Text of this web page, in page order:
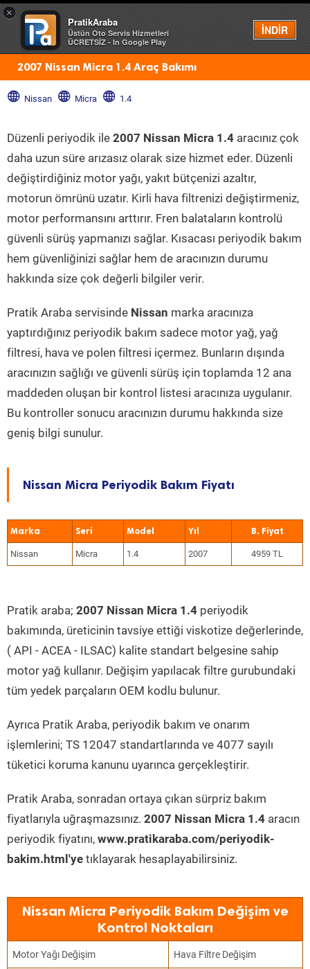
×
PratikAraba
Üstün Oto Servis Hizmetleri
ÜCRETSİZ - In Google Play
İNDİR
Menü
2007 Nissan Micra 1.4 Araç Bakımı
Nissan Micra 1.4
Düzenli periyodik ile 2007 Nissan Micra 1.4 aracınız çok
daha uzun süre arızasız olarak size hizmet eder. Düzenli
değiştirdiğiniz motor yağı, yakıt bütçenizi azaltır,
motorun ömrünü uzatır. Kirli hava filtrenizi değiştirmeniz,
motor performansını arttırır. Fren balataların kontrolü
güvenli sürüş yapmanızı sağlar. Kısacası periyodik bakım
hem güvenliğinizi sağlar hem de aracınızın durumu
hakkında size çok değerli bilgiler verir.
Pratik Araba servisinde Nissan marka aracınıza
yaptırdığınız periyodik bakım sadece motor yağ, yağ
filtresi, hava ve polen filtresi içermez. Bunların dışında
aracınızın sağlığı ve güvenli sürüş için toplamda 12 ana
maddeden oluşan bir kontrol listesi aracınıza uygulanır.
Bu kontroller sonucu aracınızın durumu hakkında size
geniş bilgi sunulur.
Nissan Micra Periyodik Bakım Fiyatı
Marka Seri Model Yıl
Nissan Micra 1.4 2007 4959 TL
Pratik araba; 2007 Nissan Micra 1.4 periyodik
bakımında, üreticinin tavsiye ettiği viskotize değerlerinde,
( API - ACEA - ILSAC) kalite standart belgesine sahip
motor yağ kullanır. Değişim yapılacak filtre gurubundaki
tüm yedek parçaların OEM kodlu bulunur.
Ayrıca Pratik Araba, periyodik bakım ve onarım
işlemlerini; TS 12047 standartlarında ve 4077 sayılı
tüketici koruma kanunu uyarınca gerçekleştirir.
Pratik Araba, sonradan ortaya çıkan sürpriz bakım
fiyatlarıyla uğraşmazsınız. 2007 Nissan Micra 1.4 aracın
periyodik fiyatını, www.pratikaraba.com/periyodik-
bakim.html'ye tıklayarak hesaplayabilirsiniz.
Nissan Micra Periyodik Bakım Değişim ve
Kontrol Noktaları
Motor Yağı Değişim Hava Filtre Değişim